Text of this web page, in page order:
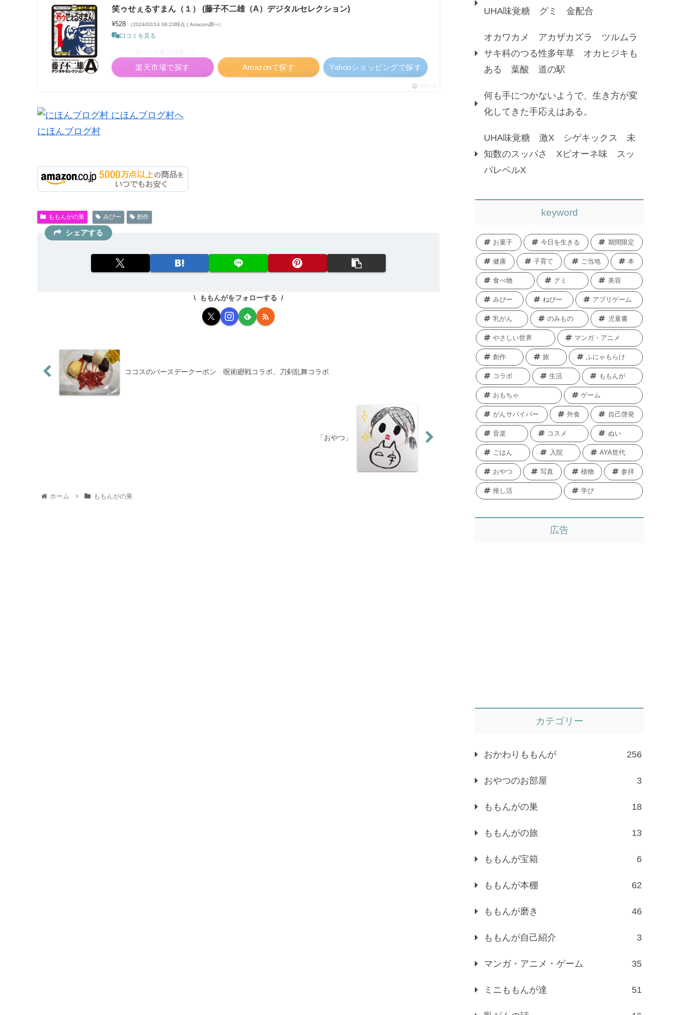
笑ゥせぇるすまん（１） (藤子不二雄（A）デジタルセレクション)
¥528 （2024/02/14 08:23時点 | Amazon調べ）
口コミを見る
Amazonで探す
楽天市場で探す Yahooショッピングで探す
ポチップ
にほんブログ村
ももんがの巣 みぴー 創作
シェアする
ももんがをフォローする
ココスのバースデークーポン 呪術廻戦コラボ、刀剣乱舞コラボ
「おやつ」
ホーム ももんがの巣
UHA味覚糖 グミ 金配合
オカワカメ アカザカズラ ツルムラ
サキ科のつる性多年草 オカヒジキも
ある 葉酸 道の駅
何も手につかないようで、生き方が変
化してきた手応えはある。
UHA味覚糖 激X シゲキックス 未
知数のスッパさ Xピオーネ味 スッ
パレベルX
keyword
お菓子 今日を生きる 期間限定
健康 子育て ご当地 本
食べ物 グミ 美容
みぴー ねぴー アプリゲーム
乳がん のみもの 児童書
やさしい世界 マンガ・アニメ
創作 旅 ふにゃもらけ
コラボ 生活 ももんが
おもちゃ ゲーム
がんサバイバー 外食 自己啓発
音楽 コスメ ぬい
ごはん 入院 AYA世代
おやつ 写真 植物 参拝
推し活 学び
広告
カテゴリー
おかわりももんが 256
おやつのお部屋 3
ももんがの巣 18
ももんがの旅 13
ももんが宝箱 6
ももんが本棚 62
ももんが磨き 46
ももんが自己紹介 3
マンガ・アニメ・ゲーム 35
ミニももんが達 51